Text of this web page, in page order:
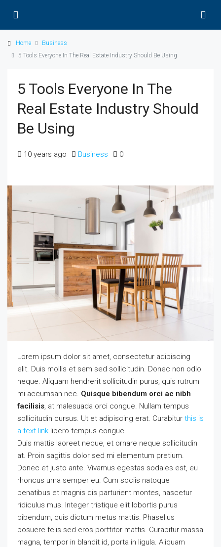
Home
Business
5 Tools Everyone In The Real Estate Industry Should Be Using
5 Tools Everyone In The
Real Estate Industry Should
Be Using
10 years ago Business 0
Lorem ipsum dolor sit amet, consectetur adipiscing
elit. Duis mollis et sem sed sollicitudin. Donec non odio
neque. Aliquam hendrerit sollicitudin purus, quis rutrum
mi accumsan nec. Quisque bibendum orci ac nibh
facilisis , at malesuada orci congue. Nullam tempus
sollicitudin cursus. Ut et adipiscing erat. Curabitur this is
a text link libero tempus congue.
Duis mattis laoreet neque, et ornare neque sollicitudin
at. Proin sagittis dolor sed mi elementum pretium.
Donec et justo ante. Vivamus egestas sodales est, eu
rhoncus urna semper eu. Cum sociis natoque
penatibus et magnis dis parturient montes, nascetur
ridiculus mus. Integer tristique elit lobortis purus
bibendum, quis dictum metus mattis. Phasellus
posuere felis sed eros porttitor mattis. Curabitur massa
magna, tempor in blandit id, porta in ligula. Aliquam